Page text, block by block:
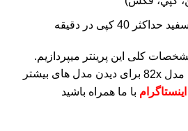
کپی در دقیقه
کلی این پرینتر میپردازیم.
برای دیدن مدل های بیشتر
اینستاگرام با ما همراه باشید